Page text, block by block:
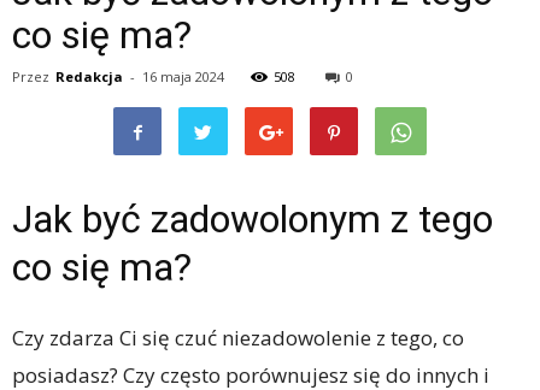
co się ma?
Przez Redakcja - 16 maja 2024 508 0
Jak być zadowolonym z tego
co się ma?
Czy zdarza Ci się czuć niezadowolenie z tego, co
posiadasz? Czy często porównujesz się do innych i